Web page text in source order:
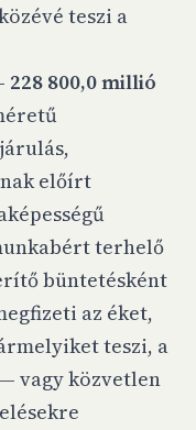
teszi a
800,0 millió
előírt
terhelő
büntetésként
az éket,
teszi, a
vagy közvetlen